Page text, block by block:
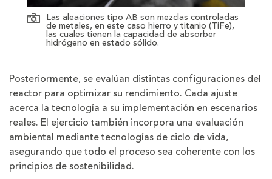
Las aleaciones tipo AB son mezclas controladas
de metales, en este caso hierro y titanio (TiFe),
las cuales tienen la capacidad de absorber
hidrógeno en estado sólido.
Posteriormente, se evalúan distintas configuraciones del
reactor para optimizar su rendimiento. Cada ajuste
acerca la tecnología a su implementación en escenarios
reales. El ejercicio también incorpora una evaluación
ambiental mediante tecnologías de ciclo de vida,
asegurando que todo el proceso sea coherente con los
principios de sostenibilidad.